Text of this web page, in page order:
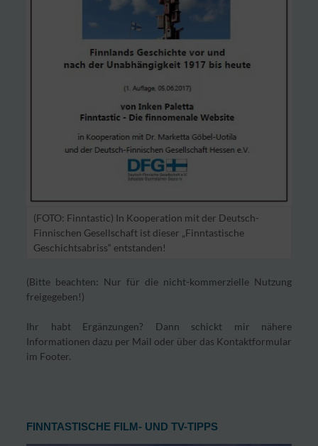
(FOTO: Finntastic) In Kooperation mit der Deutsch-
Finnischen Gesellschaft ist dieser „Finntastische
Geschichtsabriss“ entstanden!
(Bitte beachten: Nur für die nicht-kommerzielle Nutzung
freigegeben!)
Ihr habt Ergänzungen? Dann schickt mir nähere
Informationen dazu per Mail oder über das Kontaktformular
im Footer.
FINNTASTISCHE FILM- UND TV-TIPPS